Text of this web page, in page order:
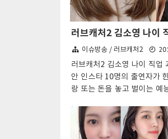
이슈방송 / 러브캐처2
러브캐처2 김소영 나이 직업
안 인스타 10명의 출연자가
랑 또는 돈을 놓고 벌이는 예
러브캐처 김소영 나이는
나이 27세가 되었다고 공개